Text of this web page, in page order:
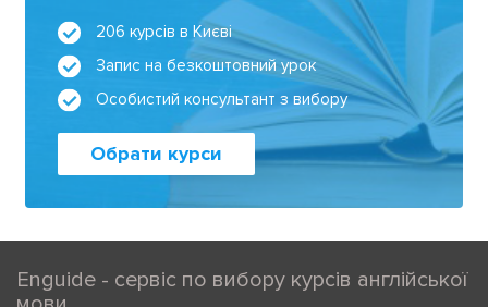
206 курсів в Києві
Запис на безкоштовний урок
Особистий консультант з вибору
Обрати курси
Enguide - сервіс по вибору курсів англійської